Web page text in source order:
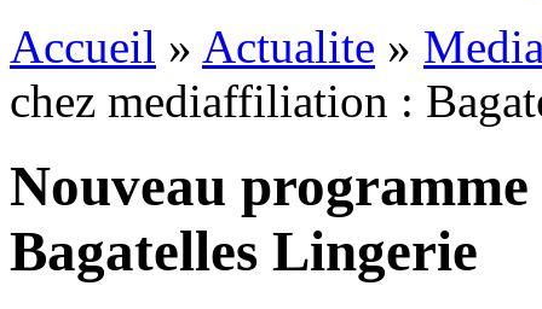
Accueil » Actualite »
chez mediaffiliation :
Nouveau
Bagatelles Lingerie